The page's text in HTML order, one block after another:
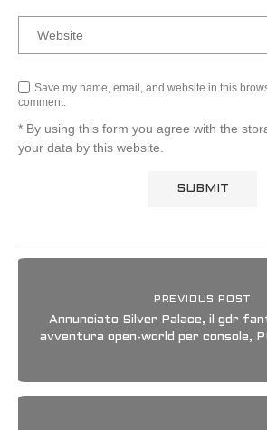
Save my name, email, and website in this
comment.
* By using this form you agree with the
your data by this website.
PREVIOUS POST
Annunciato Silver Palace, il gdr
avventura open-world per console,